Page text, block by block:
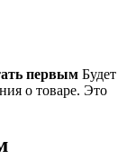
первым Будет
о товаре. Это